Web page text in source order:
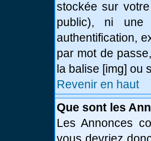
stockée sur
public), ni une
authentification,
par mot de
la balise [img] ou
Revenir en haut
Que sont les
Les Annonces